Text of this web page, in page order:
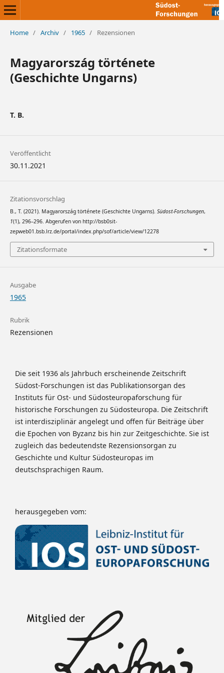
Home / Archiv / 1965 / Rezensionen
Magyarország története
(Geschichte Ungarns)
T. B.
Veröffentlicht
30.11.2021
Zitationsvorschlag
B., T. (2021). Magyarország története (Geschichte Ungarns). Südost-Forschungen,
1(1), 296–296. Abgerufen von http://bsb0sit-
zepweb01.bsb.lrz.de/portal/index.php/sof/article/view/12278
Zitationsformate
Ausgabe
1965
Rubrik
Rezensionen
Die seit 1936 als Jahrbuch erscheinende Zeitschrift
Südost-Forschungen ist das Publikationsorgan des
Instituts für Ost- und Südosteuropaforschung für
historische Forschungen zu Südosteuropa. Die Zeitschrift
ist interdisziplinär angelegt und offen für Beiträge über
die Epochen von Byzanz bis hin zur Zeitgeschichte. Sie ist
zugleich das bedeutendste Rezensionsorgan zu
Geschichte und Kultur Südosteuropas im
deutschsprachigen Raum.
herausgegeben vom: